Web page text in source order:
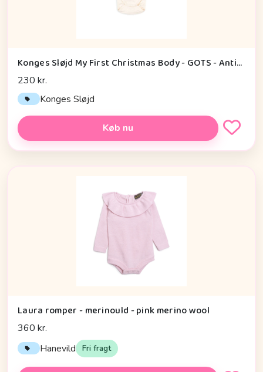
Konges Sløjd My First Christmas Body - GOTS - Antique White
230 kr.
Konges Sløjd
Køb nu
Laura romper - merinould - pink merino wool
360 kr.
Hanevild Fri fragt